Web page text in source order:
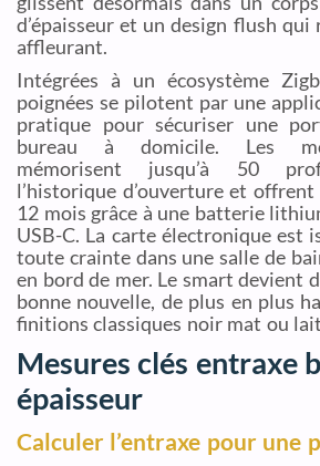
d’épaisseur et un design flush
affleurant.
Intégrées à un écosystème
poignées se pilotent par une
pratique pour sécuriser une
bureau à domicile. Les
mémorisent jusqu’à 50
l’historique d’ouverture et
12 mois grâce à une batterie
USB-C. La carte électronique est
toute crainte dans une salle de
en bord de mer. Le smart devient
bonne nouvelle, de plus en plus
finitions classiques noir mat ou
Mesures clés entraxe
épaisseur
Calculer l’entraxe pour une